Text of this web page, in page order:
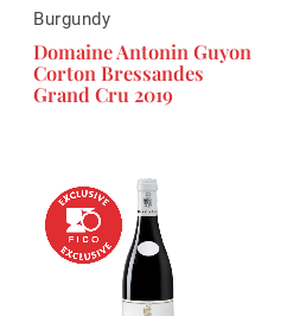
Burgundy
Domaine Antonin Guyon
Corton Bressandes
Grand Cru 2019